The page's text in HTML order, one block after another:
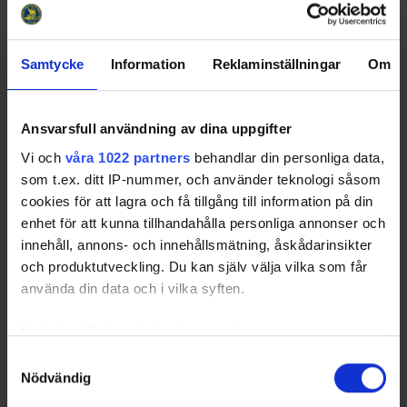
Samtycke Information Reklaminställningar Om
Ansvarsfull användning av dina uppgifter
Vi och våra 1022 partners behandlar din personliga data,
som t.ex. ditt IP-nummer, och använder teknologi såsom
cookies för att lagra och få tillgång till information på din
enhet för att kunna tillhandahålla personliga annonser och
innehåll, annons- och innehållsmätning, åskådarinsikter
och produktutveckling. Du kan själv välja vilka som får
använda din data och i vilka syften.
Med din tillåtelse skulle vi även vilja:
som kan ha en noggrannhet på upp till flera meter
Nödvändig